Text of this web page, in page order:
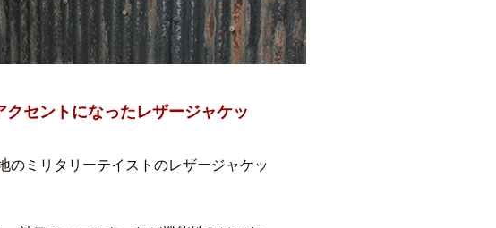
セントになったレザージャケッ
のミリタリーテイストのレザージャケッ